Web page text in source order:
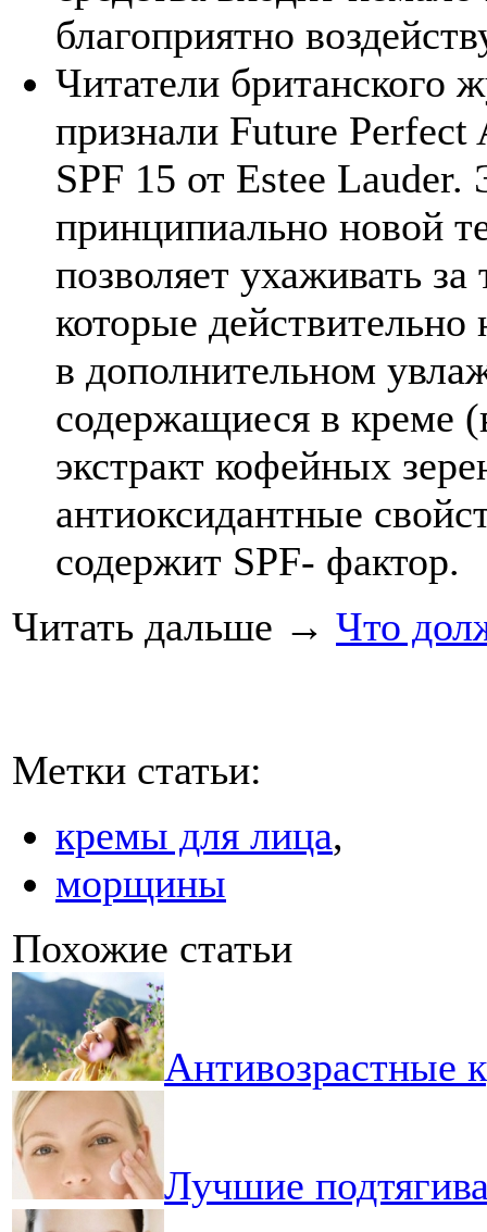
благоприятно
Читатели
признали Future
SPF 15 от Estee Lauder.
принципиально новой
позволяет ухаживать
которые
в дополнительном
содержащиеся в креме
экстракт кофейных
антиоксидантные
содержит SPF- фактор.
Читать дальше → Что
Метки статьи:
кремы для лица,
морщины
Похожие статьи
Антивозрастные
Лучшие